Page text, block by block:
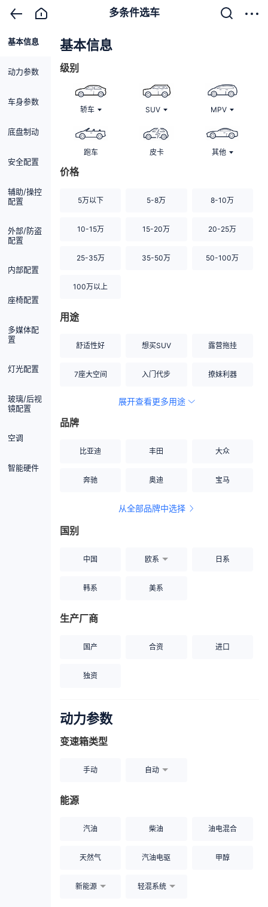
多条件选车
基本信息
动力参数
车身参数
底盘制动
安全配置
辅助/操控
配置
外部/防盗
配置
内部配置
座椅配置
多媒体配
置
灯光配置
玻璃/后视
镜配置
空调
智能硬件
基本信息
级别
轿车 SUV MPV
跑车 皮卡 其他
价格
5万以下 5-8万 8-10万
10-15万 15-20万 20-25万
25-35万 35-50万 50-100万
100万以上
用途
舒适性好 想买SUV 露营拖挂
7座大空间 入门代步 撩妹利器
空间宽敞
展开查看更多用途
品牌
比亚迪 丰田 大众
奔驰 奥迪 宝马
从全部品牌中选择
国别
中国 欧系 日系
韩系 美系
生产厂商
国产 合资 进口
独资
动力参数
变速箱类型
手动 自动
能源
汽油 柴油 油电混合
天然气 汽油电驱 甲醇
新能源 轻混系统